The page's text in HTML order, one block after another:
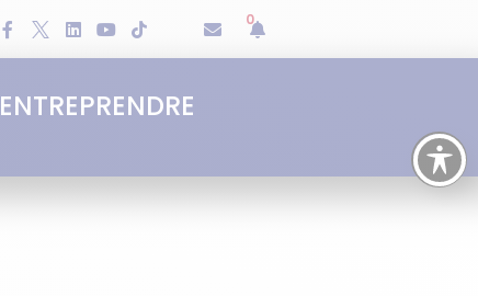
0
ENTREPRENDRE